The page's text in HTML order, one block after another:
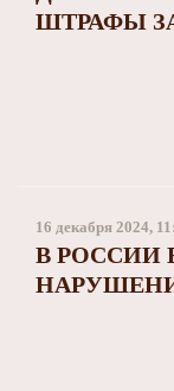
ШТРАФЫ
16 декабря 2024,
В РОССИИ